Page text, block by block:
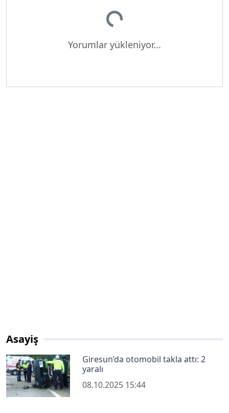
Yorumlar yükleniyor...
Asayiş
Giresun’da otomobil takla attı: 2
yaralı
08.10.2025 15:44